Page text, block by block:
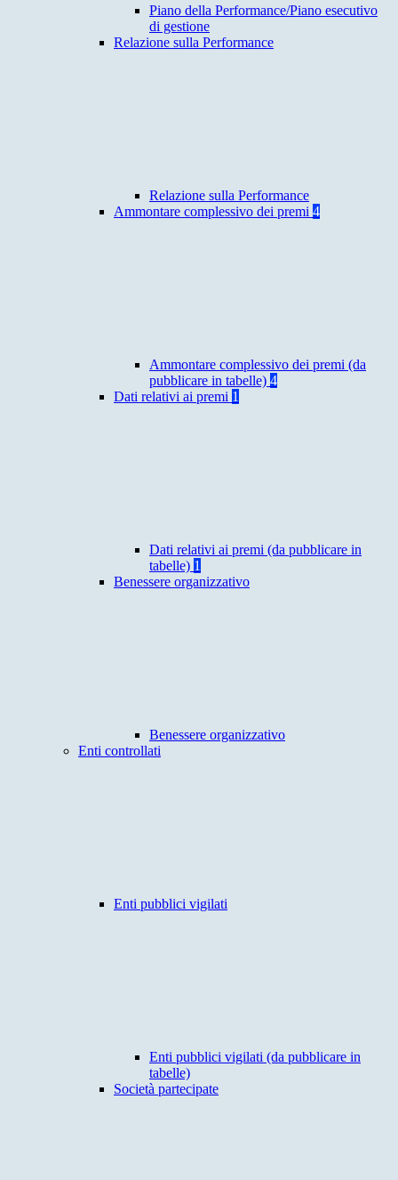
Piano della Performance/Piano esecutivo
di gestione
Relazione sulla Performance
Relazione sulla Performance
Ammontare complessivo dei premi 4
Ammontare complessivo dei premi (da
pubblicare in tabelle) 4
Dati relativi ai premi 1
Dati relativi ai premi (da pubblicare in
tabelle) 1
Benessere organizzativo
Benessere organizzativo
Enti controllati
Enti pubblici vigilati
Enti pubblici vigilati (da pubblicare in
tabelle)
Società partecipate